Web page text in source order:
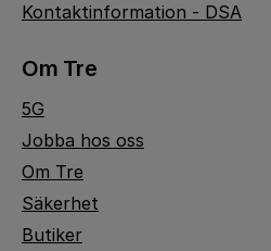
Kontaktinformation - DSA
Om Tre
5G
Jobba hos oss
Om Tre
Säkerhet
Butiker